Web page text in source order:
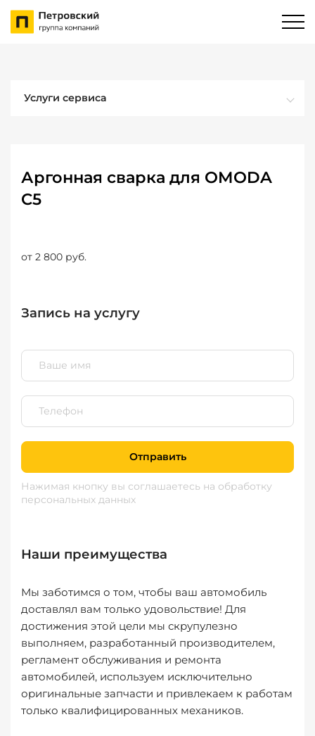
Услуги сервиса
Аргонная сварка для OMODA
C5
от 2 800 руб.
Запись на услугу
Отправить
Нажимая кнопку вы соглашаетесь на обработку
персональных данных
Наши преимущества
Мы заботимся о том, чтобы ваш автомобиль
доставлял вам только удовольствие! Для
достижения этой цели мы скрупулезно
выполняем, разработанный производителем,
регламент обслуживания и ремонта
автомобилей, используем исключительно
оригинальные запчасти и привлекаем к работам
только квалифицированных механиков.